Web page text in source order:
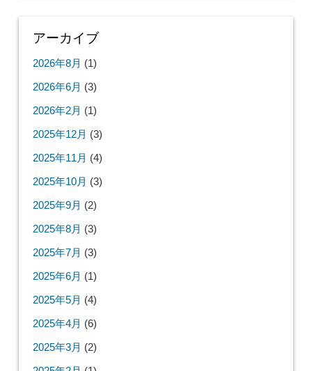
アーカイブ
2026年8月 (1)
2026年6月 (3)
2026年2月 (1)
2025年12月 (3)
2025年11月 (4)
2025年10月 (3)
2025年9月 (2)
2025年8月 (3)
2025年7月 (3)
2025年6月 (1)
2025年5月 (4)
2025年4月 (6)
2025年3月 (2)